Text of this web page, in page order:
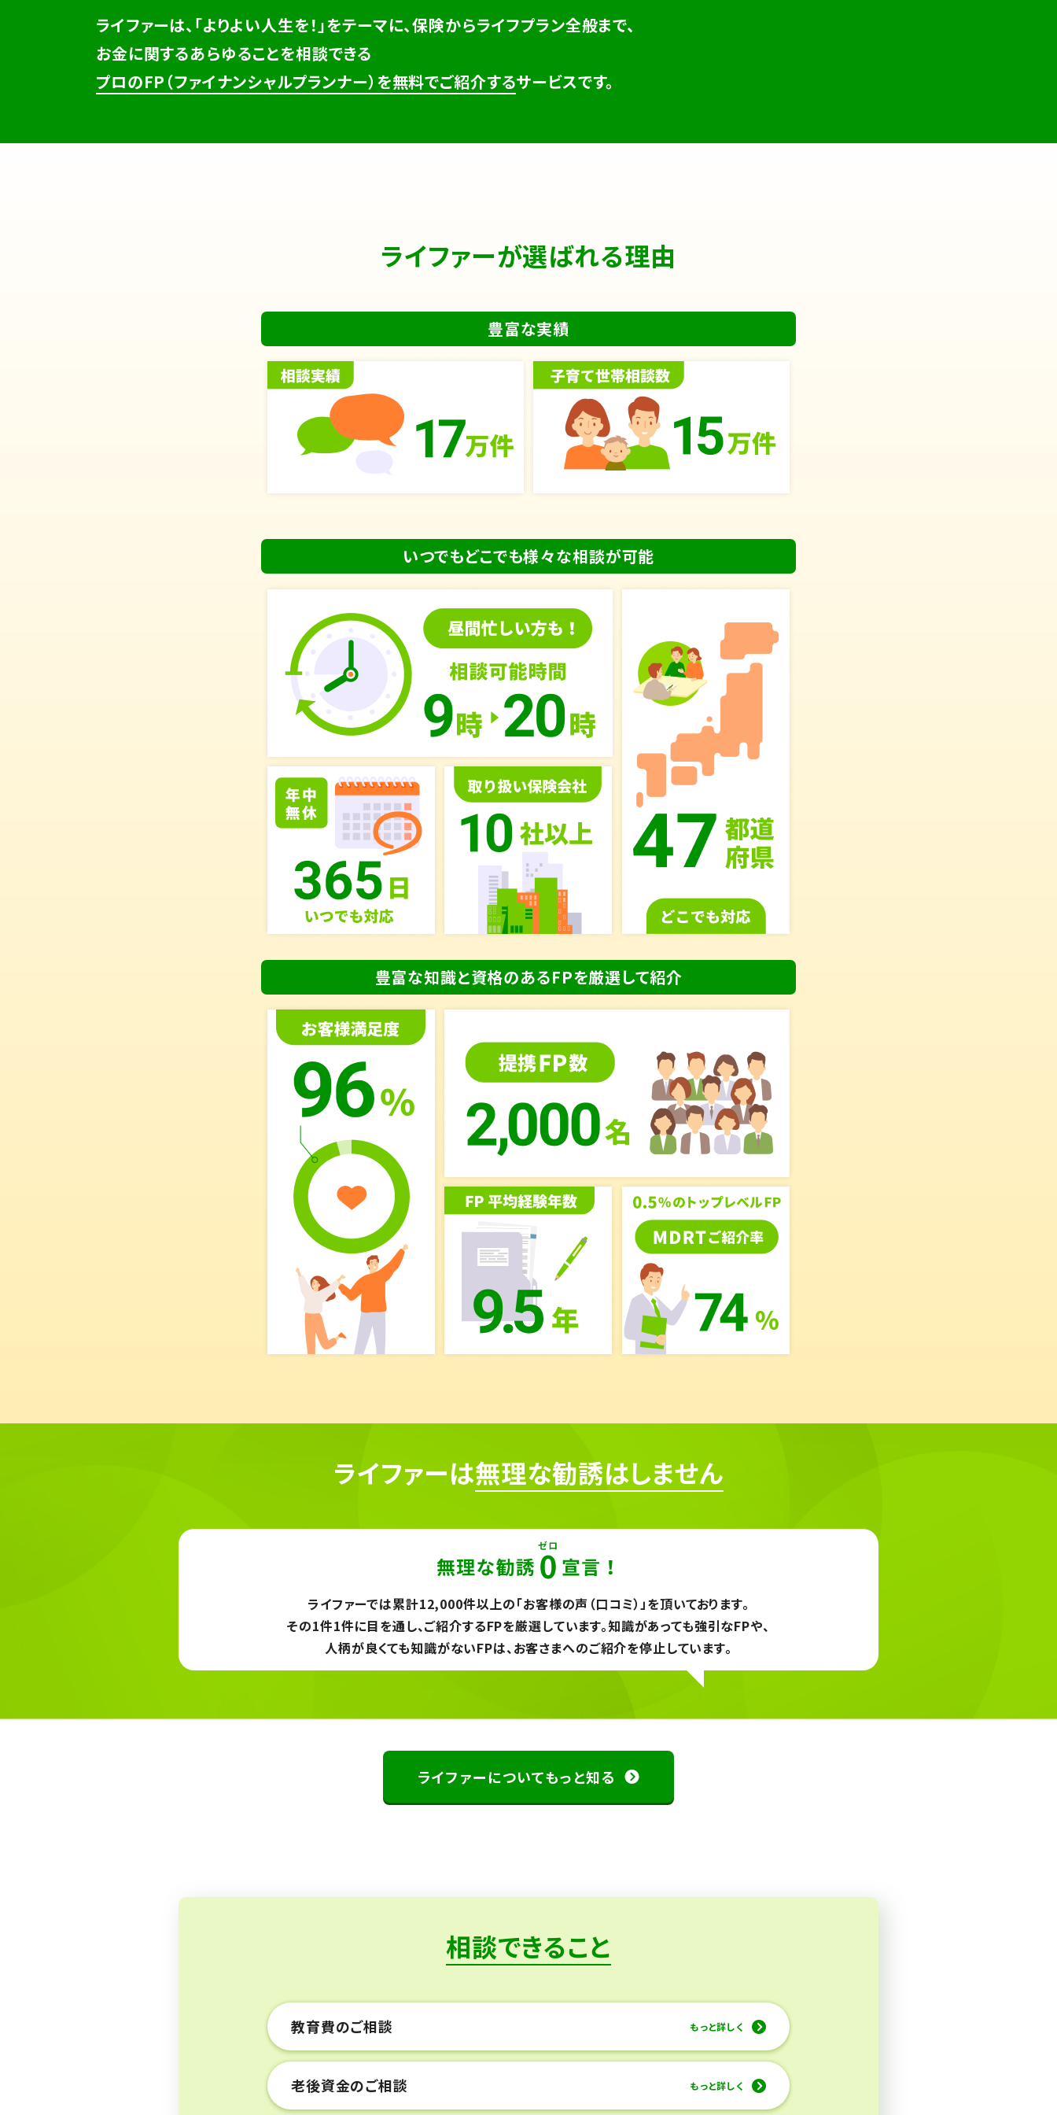
ライファーは、「よりよい人生を！」をテーマに、保険からライフプラン全般まで、
お金に関するあらゆることを相談できる
プロのFP（ファイナンシャルプランナー）を無料でご紹介するサービスです。
ライファーが選ばれる理由
豊富な実績
いつでもどこでも様々な相談が可能
豊富な知識と資格のあるFPを厳選して紹介
ライファーは無理な勧誘はしません
ライファーでは累計12,000件以上の「お客様の声（口コミ）」を頂いております。
その1件1件に目を通し、ご紹介するFPを厳選しています。知識があっても強引なFPや、
人柄が良くても知識がないFPは、お客さまへのご紹介を停止しています。
ライファーについてもっと知る
相談できること
教育費のご相談 もっと詳しく
老後資金のご相談 もっと詳しく